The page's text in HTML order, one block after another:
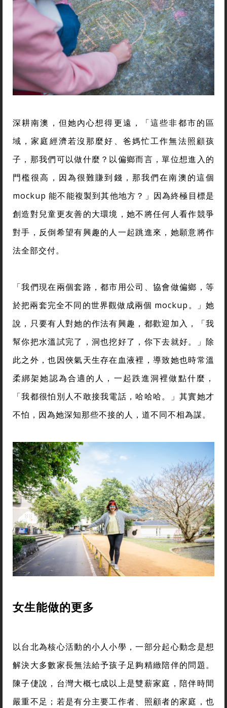
深耕南澳，但她內心想得更遠，「這些非都市的區
域，家庭經濟若沒那麼好、爸媽忙工作無法照顧孩
子，那我們可以做什麼？以偏鄉而言，單位想進入的
門檻很高，因為很難賺到錢，那我們在南澳的這個
mockup 能不能複製到其他地方？」因為終極目標是
創造對兒童更友善的大環境，她不將任何人看作競爭
對手，反倒希望有興趣的人一起跳進來，她願意將作
法全部交付。
「我們現在兩個套路，都市用公司、協會做偏鄉，等
於把兩套完全不同的世界觀做成兩個 mockup。」她
說，只要有人對她的作法有興趣，都歡迎加入，「我
幫你把水溫試完了，洞也挖好了，你下去就好。」除
此之外，也因俠氣天生存在血液裡，導致她也時常溫
柔綁架她認為合適的人，一起跌進洞裡做點什麼，
「我都很怕別人不敢接我電話，哈哈哈。」其實她才
不怕，因為她深知那些不接的人，道不同不相為謀。
女生能做的更多
以台北為核心活動的小人小學，一部分起心動念是想
解決大多數家長無法給予孩子足夠精緻陪伴的問題。
陳子倢說，台灣大概七成以上是雙薪家庭，陪伴時間
嚴重不足；若是有分主要工作者、照顧者的家庭，也